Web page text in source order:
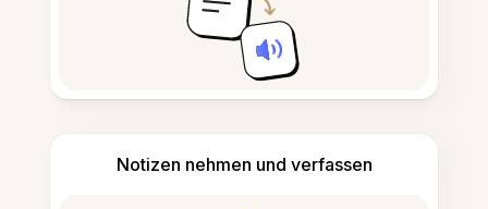
Notizen nehmen und verfassen